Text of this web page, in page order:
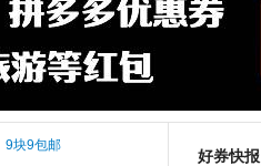
9块9包邮
好券快报